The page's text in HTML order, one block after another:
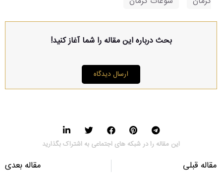
بحث درباره این مقاله را شما آغاز کنید!
ارسال دیدگاه
این مقاله را در شبکه های اجتماعی به اشتراک بگذارید
مقاله قبلی مقاله بعدی